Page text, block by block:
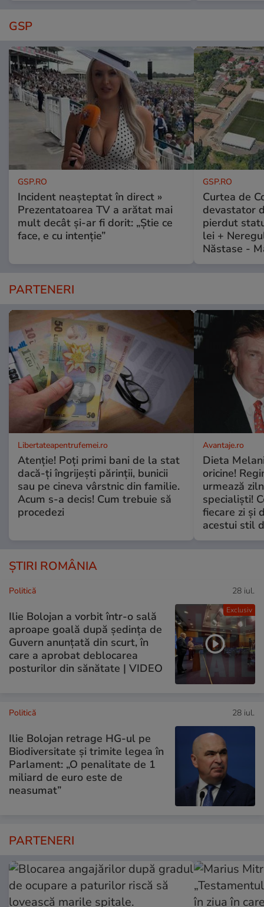
GSP
GSP.RO
Incident neașteptat în direct »
Prezentatoarea TV a arătat mai
mult decât și-ar fi dorit: „Știe ce
face, e cu intenție”
GSP.RO
Curtea de
devastator
pierdut
lei +
Năstase -
PARTENERI
Libertateapentrufemei.ro
Atenție! Poți primi bani de la stat
dacă-ți îngrijești părinții, bunicii
sau pe cineva vârstnic din familie.
Acum s-a decis! Cum trebuie să
procedezi
Avantaje.ro
Dieta
oricine!
urmează
specialiști!
fiecare zi și
acestui stil
ȘTIRI ROMÂNIA
Exclusiv
Politică 28 iul.
Ilie Bolojan a vorbit într-o sală
aproape goală după ședința de
Guvern anunțată din scurt, în
care a aprobat deblocarea
posturilor din sănătate | VIDEO
Politică 28 iul.
Ilie Bolojan retrage HG-ul pe
Biodiversitate și trimite legea în
Parlament: „O penalitate de 1
miliard de euro este de
neasumat”
PARTENERI